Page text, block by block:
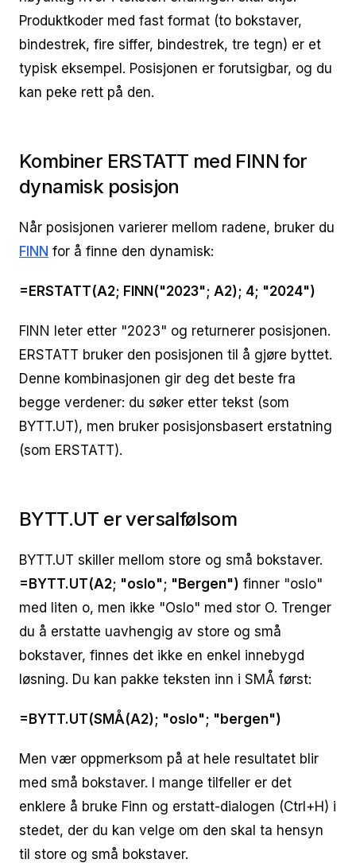
Produktkoder med fast format (to bokstaver,
bindestrek, fire siffer, bindestrek, tre tegn) er et
typisk eksempel. Posisjonen er forutsigbar, og du
kan peke rett på den.
Kombiner ERSTATT med FINN for
dynamisk posisjon
Når posisjonen varierer mellom radene, bruker du
FINN for å finne den dynamisk:
=ERSTATT(A2; FINN("2023"; A2); 4; "2024")
FINN leter etter "2023" og returnerer posisjonen.
ERSTATT bruker den posisjonen til å gjøre byttet.
Denne kombinasjonen gir deg det beste fra
begge verdener: du søker etter tekst (som
BYTT.UT), men bruker posisjonsbasert erstatning
(som ERSTATT).
BYTT.UT er versalfølsom
BYTT.UT skiller mellom store og små bokstaver.
=BYTT.UT(A2; "oslo"; "Bergen") finner "oslo"
med liten o, men ikke "Oslo" med stor O. Trenger
du å erstatte uavhengig av store og små
bokstaver, finnes det ikke en enkel innebygd
løsning. Du kan pakke teksten inn i SMÅ først:
=BYTT.UT(SMÅ(A2); "oslo"; "bergen")
Men vær oppmerksom på at hele resultatet blir
med små bokstaver. I mange tilfeller er det
enklere å bruke Finn og erstatt-dialogen (Ctrl+H) i
stedet, der du kan velge om den skal ta hensyn
til store og små bokstaver.